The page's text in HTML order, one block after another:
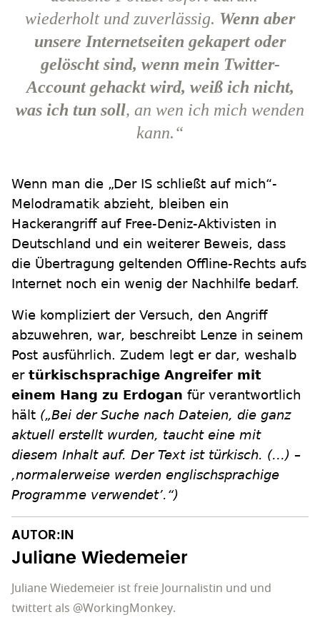
wiederholt und zuverlässig. Wenn aber
unsere Internetseiten gekapert oder
gelöscht sind, wenn mein Twitter-
Account gehackt wird, weiß ich nicht,
was ich tun soll, an wen ich mich wenden
kann.“
Wenn man die „Der IS schließt auf mich“-
Melodramatik abzieht, bleiben ein
Hackerangriff auf Free-Deniz-Aktivisten in
Deutschland und ein weiterer Beweis, dass
die Übertragung geltenden Offline-Rechts aufs
Internet noch ein wenig der Nachhilfe bedarf.
Wie kompliziert der Versuch, den Angriff
abzuwehren, war, beschreibt Lenze in seinem
Post ausführlich. Zudem legt er dar, weshalb
er türkischsprachige Angreifer mit
einem Hang zu Erdogan für verantwortlich
hält („Bei der Suche nach Dateien, die ganz
aktuell erstellt wurden, taucht eine mit
diesem Inhalt auf. Der Text ist türkisch. (…) –
,normalerweise werden englischsprachige
Programme verwendet’.“)
AUTOR:IN
Juliane Wiedemeier
Juliane Wiedemeier ist freie Journalistin und und
twittert als @WorkingMonkey.